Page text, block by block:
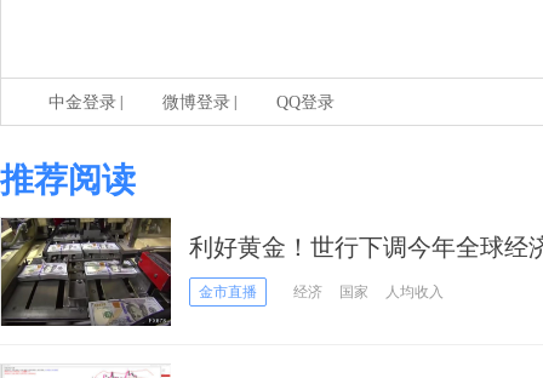
中金登录 | 微博登录 | QQ登录
推荐阅读
利好黄金！世行下调今年全球经
年来最弱”
金市直播 经济 国家 人均收入